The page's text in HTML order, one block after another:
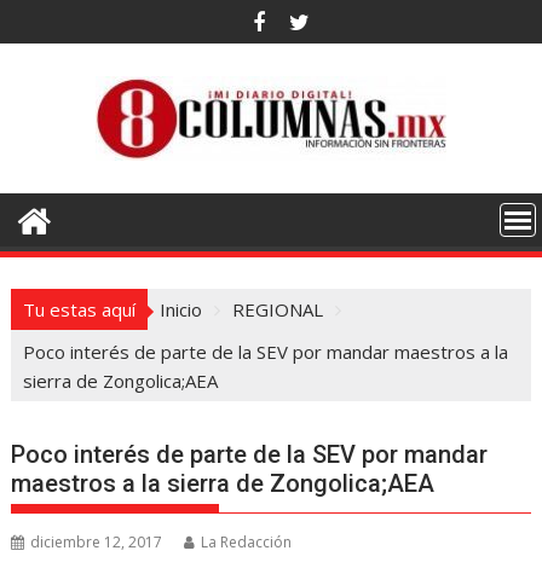
al
Tu estas aquí Inicio
REGIONAL
Poco interés de parte de la SEV por mandar maestros a la
sierra de Zongolica;AEA
Poco interés de parte de la SEV por mandar
maestros a la sierra de Zongolica;AEA
diciembre 12, 2017 La Redacción